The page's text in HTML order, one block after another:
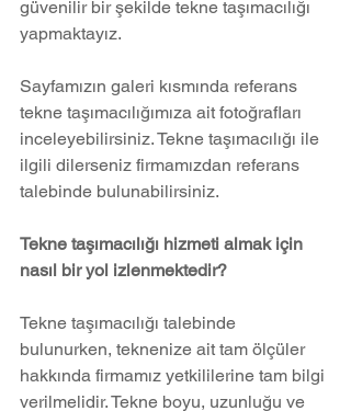
güvenilir bir şekilde tekne taşımacılığı
yapmaktayız.
Sayfamızın galeri kısmında referans
tekne taşımacılığımıza ait fotoğrafları
inceleyebilirsiniz. Tekne taşımacılığı ile
ilgili dilerseniz firmamızdan referans
talebinde bulunabilirsiniz.
Tekne taşımacılığı hizmeti almak için
nasıl bir yol izlenmektedir?
Tekne taşımacılığı talebinde
bulunurken, teknenize ait tam ölçüler
hakkında firmamız yetkililerine tam bilgi
verilmelidir. Tekne boyu, uzunluğu ve